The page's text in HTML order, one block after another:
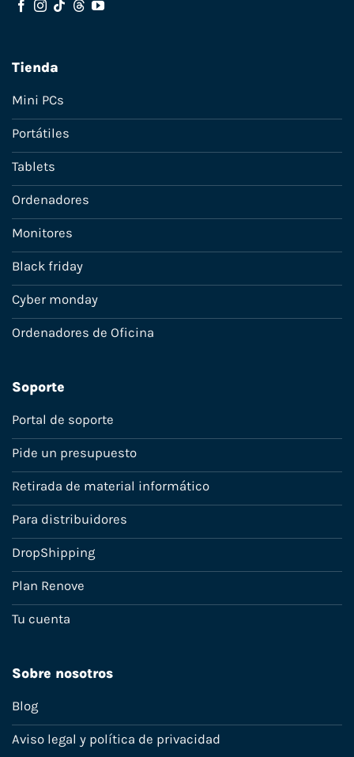
Tienda
Mini PCs
Portátiles
Tablets
Ordenadores
Monitores
Black friday
Cyber monday
Ordenadores de Oficina
Soporte
Portal de soporte
Pide un presupuesto
Retirada de material informático
Para distribuidores
DropShipping
Plan Renove
Tu cuenta
Sobre nosotros
Blog
Aviso legal y política de privacidad